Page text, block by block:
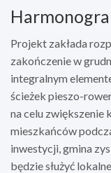
Projekt zakłada
zakończenie w
integralnym
ścieżek pieszo-
na celu
mieszkańców
inwestycji, gmina
będzie służyć